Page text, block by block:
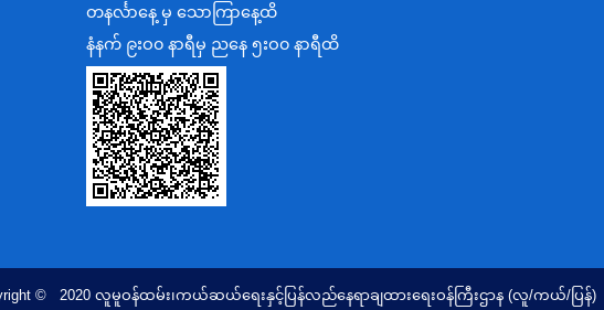
တနင်္လာနေ့ မှ သောကြာနေ့ထိ
နံနက် ၉းဝ၀ နာရီမှ ညနေ ၅းဝ၀ နာရီထိ
© 2020 လူမူဝန်ထမ်း၊ကယ်ဆယ်ရေးနှင့်ပြန်လည်နေရာချထားရေးဝန်ကြီးဌာန (လူ/ကယ်/ပြန်)